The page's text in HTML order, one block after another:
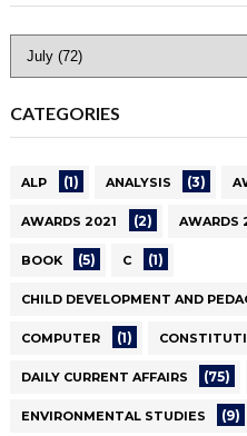
CATEGORIES
ALP (1) ANALYSIS (3)
AWARDS 2021 (2) AWARDS
BOOK (5) C (1)
CHILD DEVELOPMENT AND
COMPUTER (1)
DAILY CURRENT AFFAIRS (75)
ENVIRONMENTAL STUDIES (9)